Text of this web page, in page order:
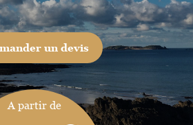
un devis
A partir de